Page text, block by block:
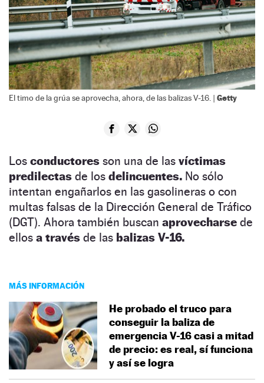
El timo de la grúa se aprovecha, ahora, de las balizas V-16. | Getty
Los conductores son una de las víctimas
predilectas de los delincuentes. No sólo
intentan engañarlos en las gasolineras o con
multas falsas de la Dirección General de Tráfico
(DGT). Ahora también buscan aprovecharse de
ellos a través de las balizas V-16.
MÁS INFORMACIÓN
He probado el truco para
conseguir la baliza de
emergencia V-16 casi a mitad
de precio: es real, sí funciona
y así se logra